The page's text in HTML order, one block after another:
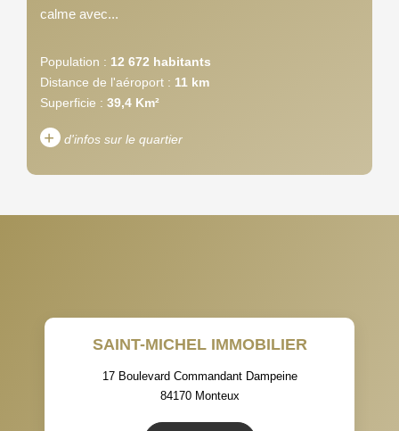
calme avec...
Population : 12 672 habitants
Distance de l'aéroport : 11 km
Superficie : 39,4 Km²
+ d'infos sur le quartier
TAXE FONCIÈRE
PART DES MÉNAGES SANS
VOITURE
SAINT-MICHEL IMMOBILIER
17 Boulevard Commandant Dampeine
84170 Monteux